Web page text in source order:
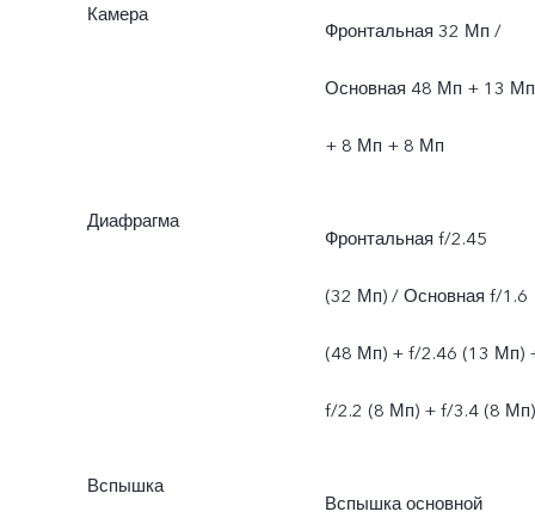
Камера
Фронтальная 32 Мп /
Основная 48 Мп + 13 Мп
+ 8 Мп + 8 Мп
Диафрагма
Фронтальная f/2.45
(32 Мп) / Основная f/1.6
(48 Мп) + f/2.46 (13 Мп)
f/2.2 (8 Мп) + f/3.4 (8 Мп)
Вспышка
Вспышка основной